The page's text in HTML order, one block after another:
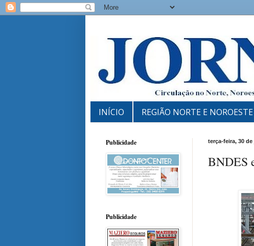
INÍCIO REGIÃO NORTE E NOROESTE
terça-feira, 30
BNDES
Publicidade
Publicidade